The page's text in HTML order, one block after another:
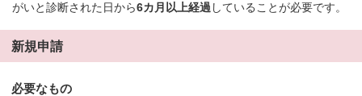
がいと診断された日から6カ月以上経過 していることが必要です。
新規申請
必要なもの